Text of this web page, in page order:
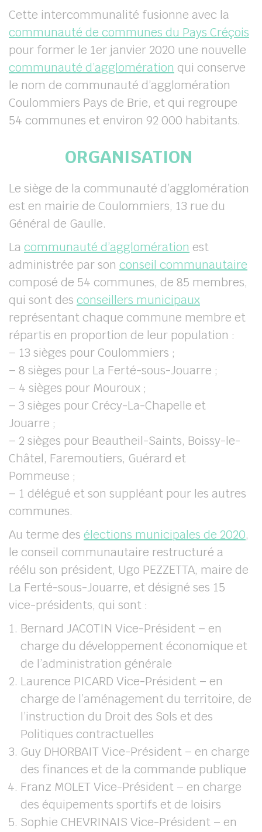
Cette intercommunalité fusionne avec la
communauté de communes du Pays Créçois
pour former le 1er janvier 2020 une nouvelle
communauté d’agglomération qui conserve
le nom de communauté d’agglomération
Coulommiers Pays de Brie, et qui regroupe
54 communes et environ 92 000 habitants.
ORGANISATION
Le siège de la communauté d’agglomération
est en mairie de Coulommiers, 13 rue du
Général de Gaulle.
La communauté d’agglomération est
administrée par son conseil communautaire
composé de 54 communes, de 85 membres,
qui sont des conseillers municipaux
représentant chaque commune membre et
répartis en proportion de leur population :
– 13 sièges pour Coulommiers ;
– 8 sièges pour La Ferté-sous-Jouarre ;
– 4 sièges pour Mouroux ;
– 3 sièges pour Crécy-La-Chapelle et
Jouarre ;
– 2 sièges pour Beautheil-Saints, Boissy-le-
Châtel, Faremoutiers, Guérard et
Pommeuse ;
– 1 délégué et son suppléant pour les autres
communes.
Au terme des élections municipales de 2020,
le conseil communautaire restructuré a
réélu son président, Ugo PEZZETTA, maire de
La Ferté-sous-Jouarre, et désigné ses 15
vice-présidents, qui sont :
Bernard JACOTIN Vice-Président – en
charge du développement économique et
de l’administration générale
Laurence PICARD Vice-Président – en
charge de l’aménagement du territoire, de
l’instruction du Droit des Sols et des
Politiques contractuelles
Guy DHORBAIT Vice-Président – en charge
des finances et de la commande publique
Franz MOLET Vice-Président – en charge
des équipements sportifs et de loisirs
Sophie CHEVRINAIS Vice-Président – en